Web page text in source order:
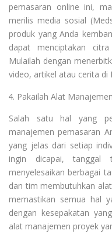
pemasaran online ini,
merilis media sosial
produk yang Anda
dapat menciptakan
Mulailah dengan
video, artikel atau cerita di
Pakailah Alat
Salah satu hal yang
manajemen pemasaran
yang jelas dari setiap
ingin dicapai,
menyelesaikan berbagai
dan tim membutuhkan
memastikan semua hal
dengan kesepakatan
alat manajemen proyek